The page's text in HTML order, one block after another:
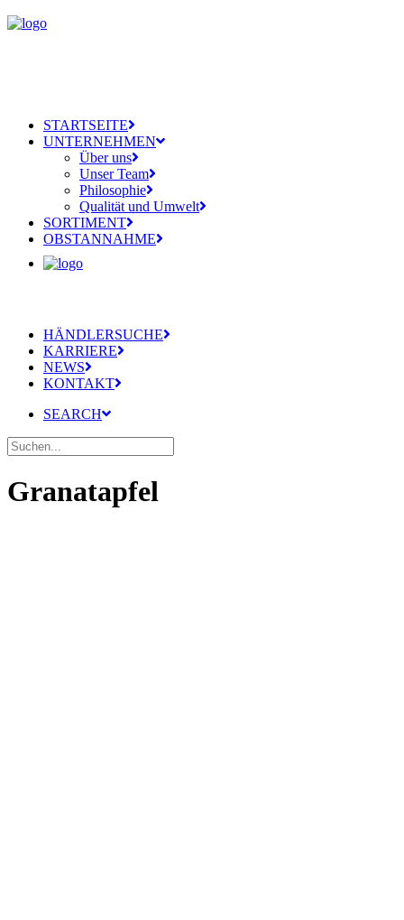
STARTSEITE
UNTERNEHMEN
Über uns
Unser Team
Philosophie
Qualität und Umwelt
SORTIMENT
OBSTANNAHME
HÄNDLERSUCHE
KARRIERE
NEWS
KONTAKT
SEARCH
Granatapfel